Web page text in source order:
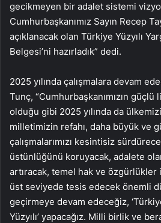
gecikmeyen bir adalet sistemi
Cumhurbaşkanımız Sayın Recep
açıklanacak olan Türkiye Yüzyılı
Belgesi’ni hazırladık” dedi.
2025 yılında çalışmalara devam
Tunç, “Cumhurbaşkanımızın
olduğu gibi 2025 yılında da
milletimizin refahı, daha büyük ve
çalışmalarımızı kesintisiz
üstünlüğünü koruyacak, adalete
artıracak, temel hak ve
üst seviyede tesis edecek önemli
geçirmeye devam edeceğiz, ‘Türkiye
Yüzyılı’ yapacağız. Milli birlik ve